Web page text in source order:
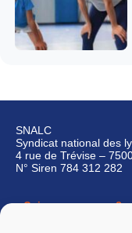
SNALC
Syndicat national des
4 rue de Trévise –
N° Siren 784 312 282
Qui sommes-nous ?